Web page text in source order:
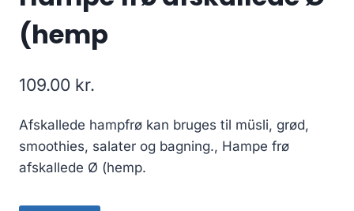
(hemp
109.00 kr.
Afskallede hampfrø kan bruges til müsli, grød,
smoothies, salater og bagning., Hampe frø
afskallede Ø (hemp.